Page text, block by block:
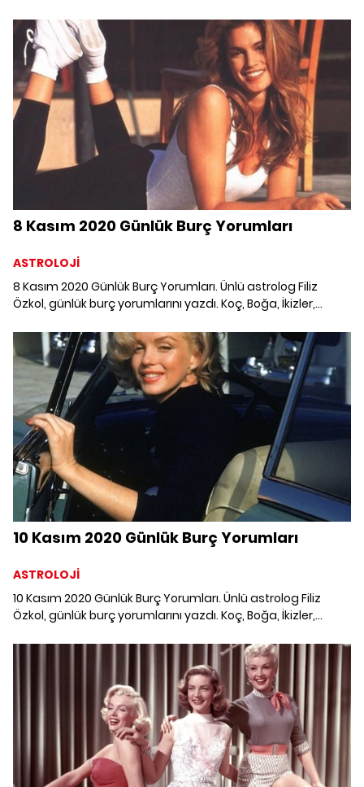
Balık burcunu 7 Kasım'da neler bekliyor?
8 Kasım 2020 Günlük Burç Yorumları
ASTROLOJİ
8 Kasım 2020 Günlük Burç Yorumları. Ünlü astrolog Filiz
Özkol, günlük burç yorumlarını yazdı. Koç, Boğa, İkizler,
Balık burcunu 8 Kasım'da neler bekliyor?
10 Kasım 2020 Günlük Burç Yorumları
ASTROLOJİ
10 Kasım 2020 Günlük Burç Yorumları. Ünlü astrolog Filiz
Özkol, günlük burç yorumlarını yazdı. Koç, Boğa, İkizler,
Balık burcunu 10 Kasım'da neler bekliyor?